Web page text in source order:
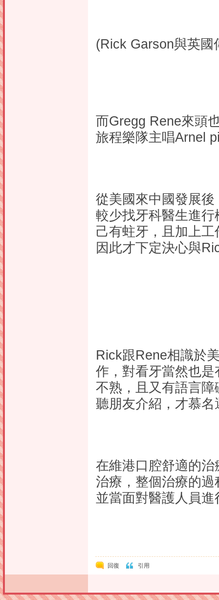
(Rick Garson與英國
而Gregg Rene來頭
旅程樂隊主唱Arnel
從美國來中國發展
較少找牙科醫生進
己有蛀牙，且加上
因此才下定決心與
Rick跟Rene相識於
作，對看牙當然也
不熟，且又有語言
聽朋友介紹，才慕
在維港口腔舒適的
治療，整個治療的
並當面對醫護人員進
回復 引用